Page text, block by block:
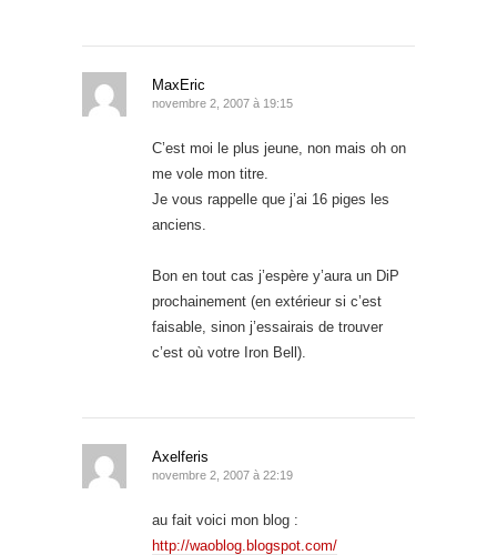
MaxEric
novembre 2, 2007 à 19:15
C’est moi le plus jeune, non mais oh on
me vole mon titre.
Je vous rappelle que j’ai 16 piges les
anciens.
Bon en tout cas j’espère y’aura un DiP
prochainement (en extérieur si c’est
faisable, sinon j’essairais de trouver
c’est où votre Iron Bell).
Axelferis
novembre 2, 2007 à 22:19
au fait voici mon blog :
http://waoblog.blogspot.com/